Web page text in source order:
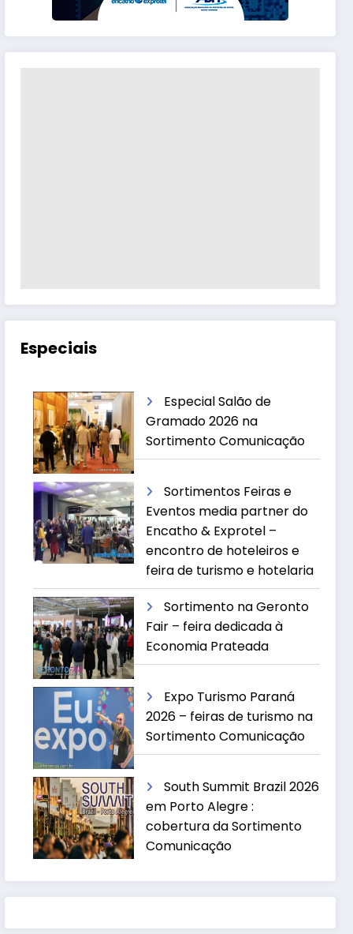
Especiais
Especial Salão de
Gramado 2026 na
Sortimento Comunicação
Sortimentos Feiras e
Eventos media partner do
Encatho & Exprotel –
encontro de hoteleiros e
feira de turismo e hotelaria
Sortimento na Geronto
Fair – feira dedicada à
Economia Prateada
Expo Turismo Paraná
2026 – feiras de turismo na
Sortimento Comunicação
South Summit Brazil 2026
em Porto Alegre :
cobertura da Sortimento
Comunicação